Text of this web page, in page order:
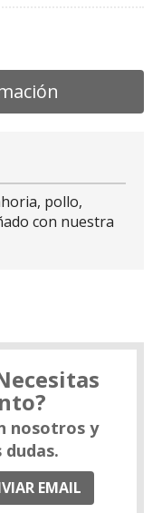
pollo,
con nuestra
nosotros y
EMAIL